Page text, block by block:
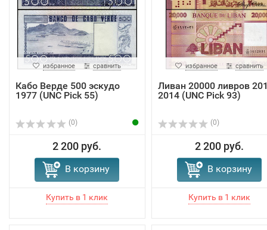
избранное сравнить
Кабо Верде 500 эскудо
1977 (UNC Pick 55)
(0)
2 200 руб.
В корзину
избранное сравнить
Ливан 20000 ливров
2014 (UNC Pick 93)
(0)
2 200 руб.
В корзину